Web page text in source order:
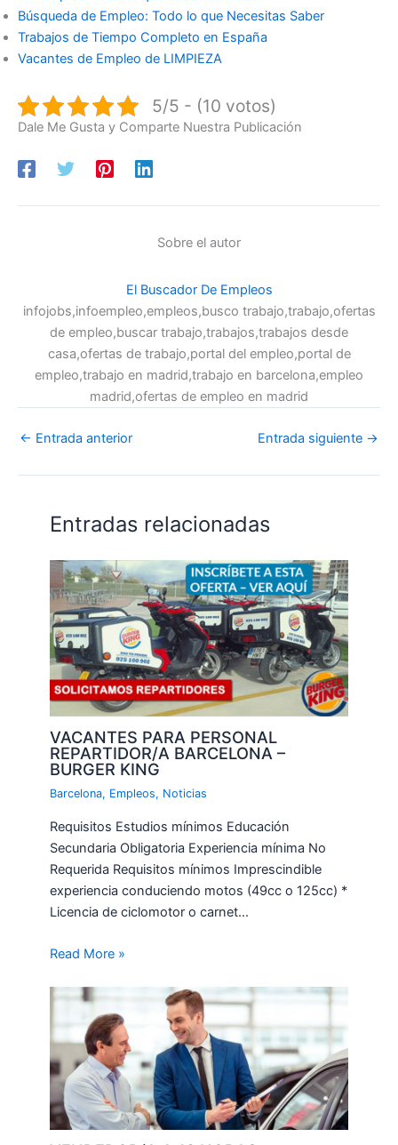
Búsqueda de Empleo: Todo lo que Necesitas Saber
Trabajos de Tiempo Completo en España
Vacantes de Empleo de LIMPIEZA
5/5 - (10 votos)
Dale Me Gusta y Comparte Nuestra Publicación
Sobre el autor
El Buscador De Empleos
infojobs,infoempleo,empleos,busco trabajo,trabajo,ofertas
de empleo,buscar trabajo,trabajos,trabajos desde
casa,ofertas de trabajo,portal del empleo,portal de
empleo,trabajo en madrid,trabajo en barcelona,empleo
madrid,ofertas de empleo en madrid
← Entrada anterior Entrada siguiente →
Entradas relacionadas
VACANTES PARA PERSONAL
REPARTIDOR/A BARCELONA –
BURGER KING
Barcelona, Empleos, Noticias
Requisitos Estudios mínimos Educación
Secundaria Obligatoria Experiencia mínima No
Requerida Requisitos mínimos Imprescindible
experiencia conduciendo motos (49cc o 125cc) *
Licencia de ciclomotor o carnet…
Read More »